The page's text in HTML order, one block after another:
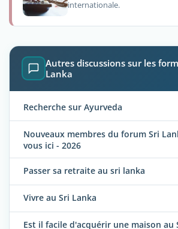
internationale.
Autres discussions sur les
Lanka
Recherche sur Ayurveda
Nouveaux membres du forum Sri
vous ici - 2026
Passer sa retraite au sri lanka
Vivre au Sri Lanka
Est il facile d'acquérir une maison au